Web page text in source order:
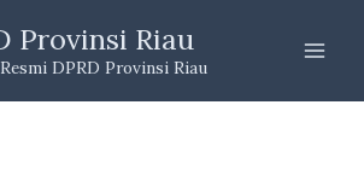
Provinsi Riau
DPRD Provinsi Riau